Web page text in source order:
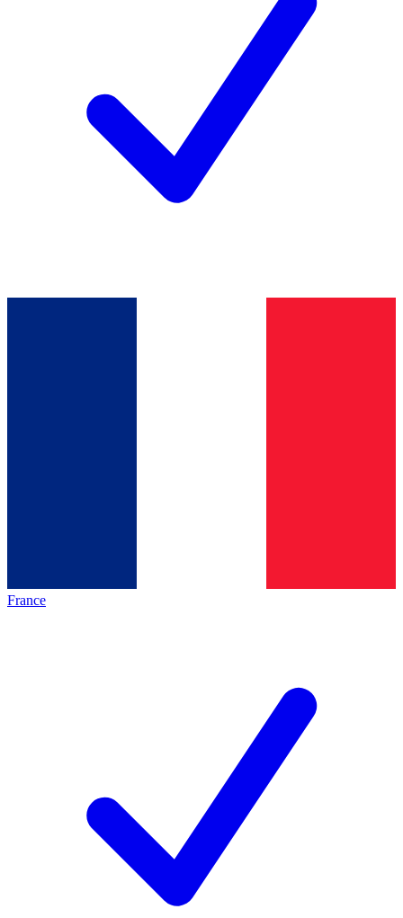
France